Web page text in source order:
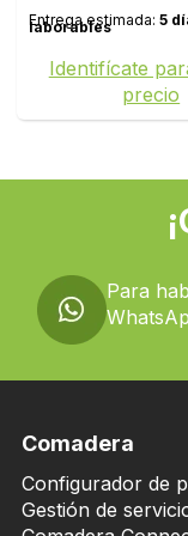
Entrega estimada: 5
laborables
Identifícate
precio
Para
Comadera
Configurador de
Gestión de